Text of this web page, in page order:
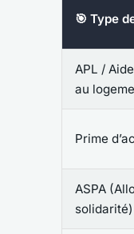
🎯 Type
APL /
au
Prime
ASPA
solidarité)